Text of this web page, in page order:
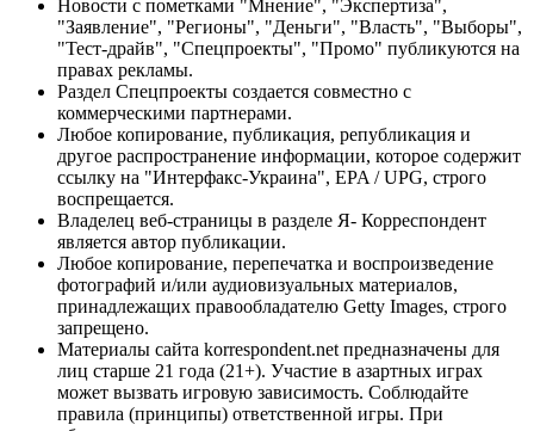
Новости с пометками "Мнение", "Экспертиза",
"Заявление", "Регионы", "Деньги", "Власть", "Выборы",
"Тест-драйв", "Спецпроекты", "Промо" публикуются на
правах рекламы.
Раздел Спецпроекты создается совместно с
коммерческими партнерами.
Любое копирование, публикация, републикация и
другое распространение информации, которое содержит
ссылку на "Интерфакс-Украина", EPA / UPG, строго
воспрещается.
Владелец веб-страницы в разделе Я- Корреспондент
является автор публикации.
Любое копирование, перепечатка и воспроизведение
фотографий и/или аудиовизуальных материалов,
принадлежащих правообладателю Getty Images, строго
запрещено.
Материалы сайта korrespondent.net предназначены для
лиц старше 21 года (21+). Участие в азартных играх
может вызвать игровую зависимость. Соблюдайте
правила (принципы) ответственной игры. При